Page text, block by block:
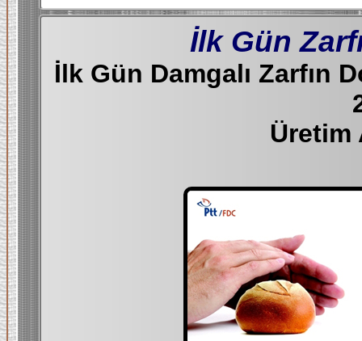
İlk Gün
İlk Gün Damgalı Zarfın
Üretim